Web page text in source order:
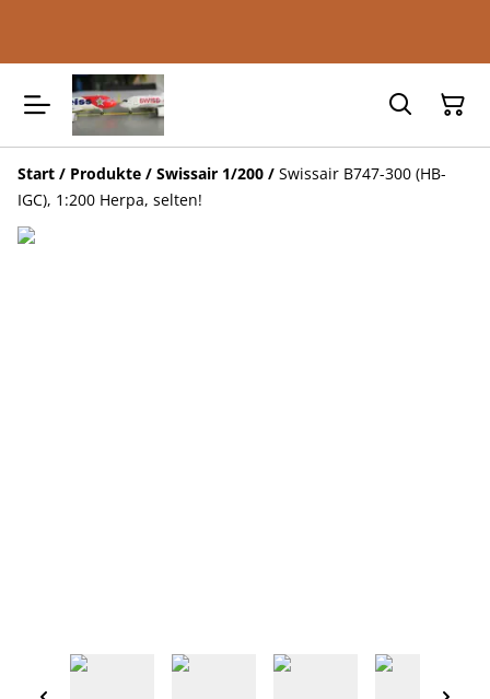
Start / Produkte / Swissair 1/200 / Swissair B747-300 (HB-
IGC), 1:200 Herpa, selten!